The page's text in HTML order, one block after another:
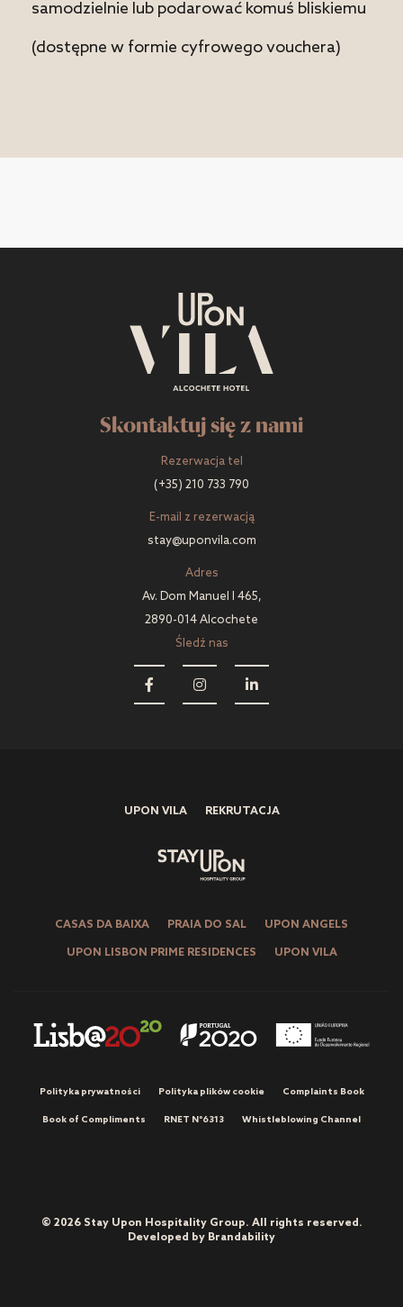
samodzielnie lub podarować komuś bliskiemu
(dostępne w formie cyfrowego vouchera)
Skontaktuj się z nami
Rezerwacja tel
(+35) 210 733 790
E-mail z rezerwacją
stay@uponvila.com
Adres
Av. Dom Manuel I 465,
2890-014 Alcochete
Śledź nas
UPON VILA REKRUTACJA
CASAS DA BAIXA PRAIA DO SAL UPON ANGELS
UPON LISBON PRIME RESIDENCES UPON VILA
Polityka prywatności Polityka plików cookie Complaints Book
Book of Compliments RNET Nº6313 Whistleblowing Channel
© 2026 Stay Upon Hospitality Group. All rights reserved.
Developed by Brandability